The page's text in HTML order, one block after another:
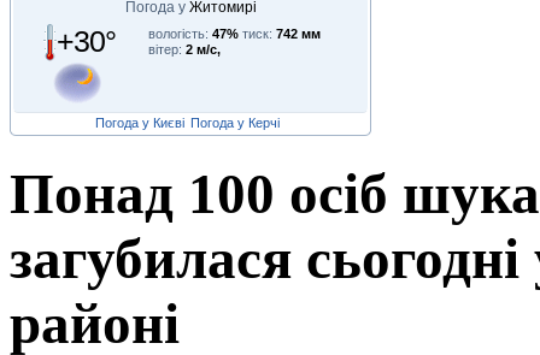
Погода у Житомирі
+30° вологість: 47% тиск: 742 мм
вітер: 2 м/с,
Погода у Києві Погода у Керчі
Понад 100 осіб
загубилася
районі